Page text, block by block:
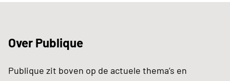
Over Publique
Publique zit boven op de actuele thema’s en